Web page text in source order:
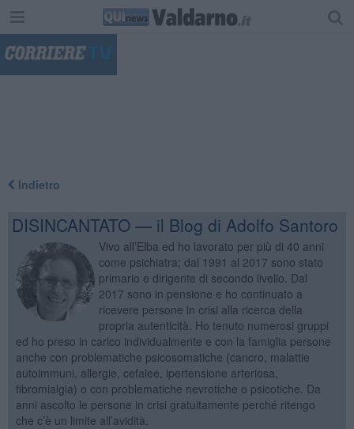
Indietro
DISINCANTATO — il Blog di Adolfo Santoro
Vivo all’Elba ed ho lavorato per più di 40 anni
come psichiatra; dal 1991 al 2017 sono stato
primario e dirigente di secondo livello. Dal
2017 sono in pensione e ho continuato a
ricevere persone in crisi alla ricerca della
propria autenticità. Ho tenuto numerosi gruppi
ed ho preso in carico individualmente e con la famiglia persone
anche con problematiche psicosomatiche (cancro, malattie
autoimmuni, allergie, cefalee, ipertensione arteriosa,
fibromialgia) o con problematiche nevrotiche o psicotiche. Da
anni ascolto le persone in crisi gratuitamente perché ritengo
che c’è un limite all’avidità.